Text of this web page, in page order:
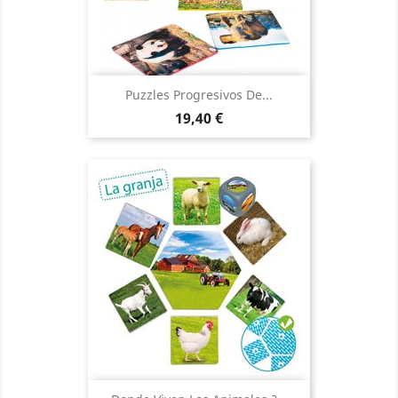
Puzzles Progresivos De...
Precio
19,40 €